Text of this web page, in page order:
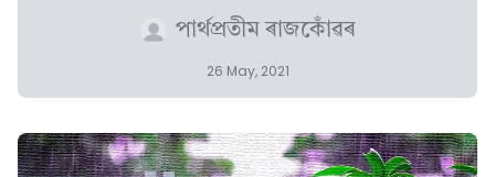
পাৰ্থপ্ৰতীম ৰাজকোঁৱৰ
26 May, 2021